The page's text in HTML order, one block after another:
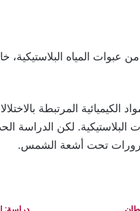
المياه البلاستيكية،
المرتبطة
البلاستيكية. لكن الدراسة
تحت أشعة الشمس.